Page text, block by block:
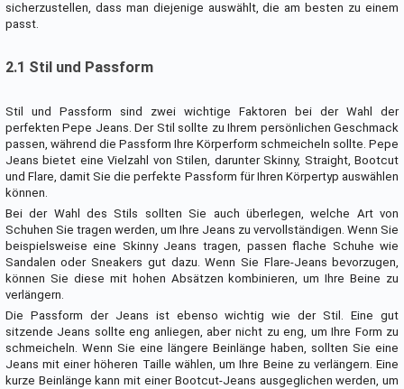
sicherzustellen, dass man diejenige auswählt, die am besten zu einem
passt.
2.1 Stil und Passform
Stil und Passform sind zwei wichtige Faktoren bei der Wahl der
perfekten Pepe Jeans. Der Stil sollte zu Ihrem persönlichen Geschmack
passen, während die Passform Ihre Körperform schmeicheln sollte. Pepe
Jeans bietet eine Vielzahl von Stilen, darunter Skinny, Straight, Bootcut
und Flare, damit Sie die perfekte Passform für Ihren Körpertyp auswählen
können.
Bei der Wahl des Stils sollten Sie auch überlegen, welche Art von
Schuhen Sie tragen werden, um Ihre Jeans zu vervollständigen. Wenn Sie
beispielsweise eine Skinny Jeans tragen, passen flache Schuhe wie
Sandalen oder Sneakers gut dazu. Wenn Sie Flare-Jeans bevorzugen,
können Sie diese mit hohen Absätzen kombinieren, um Ihre Beine zu
verlängern.
Die Passform der Jeans ist ebenso wichtig wie der Stil. Eine gut
sitzende Jeans sollte eng anliegen, aber nicht zu eng, um Ihre Form zu
schmeicheln. Wenn Sie eine längere Beinlänge haben, sollten Sie eine
Jeans mit einer höheren Taille wählen, um Ihre Beine zu verlängern. Eine
kurze Beinlänge kann mit einer Bootcut-Jeans ausgeglichen werden, um